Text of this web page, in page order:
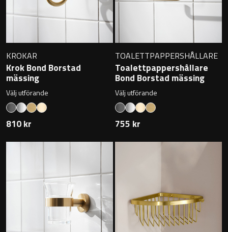
Toalettborstset
Belysning
Handtag & knoppar
Övriga badrumstillbehör
KROKAR
Krok Bond Borstad
mässing
Välj utförande
810 kr
TOALETTPAPPERSHÅLLARE
Toalettpappershållare
Bond Borstad mässing
Välj utförande
755 kr